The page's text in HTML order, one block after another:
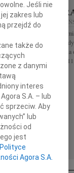
04.08.2026
Z żalem
zmarła lekarz
Msza Św.
sierpnia o godz.
Jeśli nie
zakres lub
przejdź do
także do
z danymi
interes
S.A. – lub
sprzeciw. Aby
lub
od
jest
Polityce
Agora S.A.